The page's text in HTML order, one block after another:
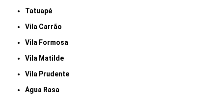
Tatuapé
Vila Carrão
Vila Formosa
Vila Matilde
Vila Prudente
Água Rasa